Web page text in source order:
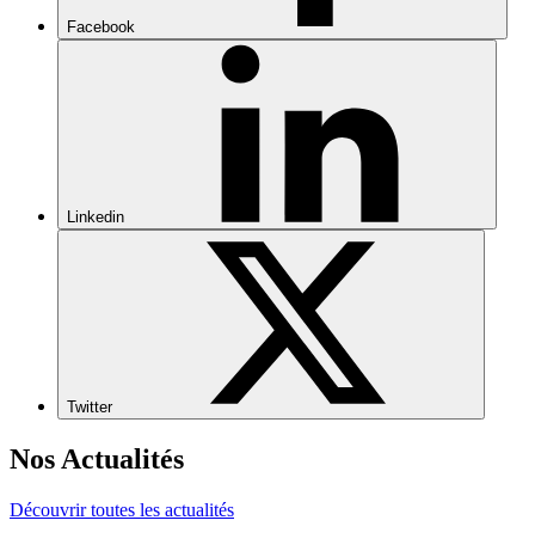
Facebook
Linkedin
Twitter
Nos Actualités
Découvrir toutes les actualités